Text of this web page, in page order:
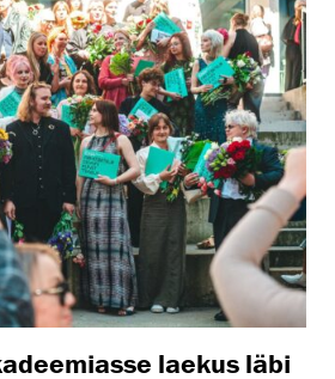
laekus läbi